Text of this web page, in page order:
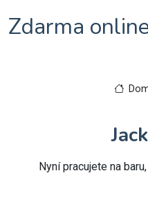
Zdarma
Nyní pracujete na